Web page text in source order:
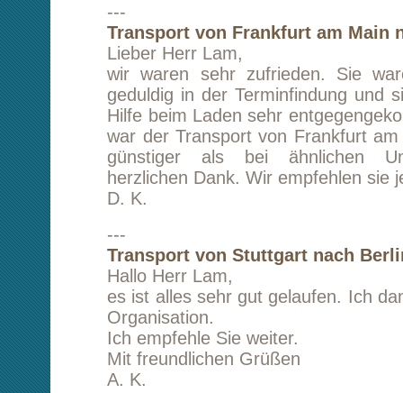
unkompliziert, freundlich und pünktlich. Kann
nur weiterempfehlen!
Liebe Grüße aus dem wilden Süden!
A. F.
Transport von Berlin nach Zorneding (bei
Der Transport erfolgte zu meiner vollen
Fahrer war pünktlich, packte tatkräftig zu
vor allem sachgerecht, sodaß die Ladung
und innerhalb der Zeit ankam. Bei eventuellen
Transporten werde ich mich gern an Sie
Umzug von Berlin nach München
Hallo Herr Lam und Team,
vielen Dank für die perfekte Organisation
Betreuung während meines Umzuges von
München. Von der Planung bis zur
Parkverbotsschilder bis hin zum
Umzugsgutes, hat alles prächtig geklappt.